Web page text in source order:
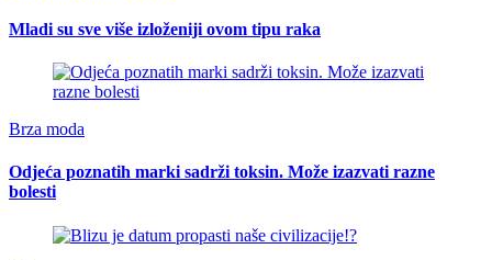
Mladi su sve više izloženiji ovom tipu raka
Brza moda
Odjeća poznatih marki sadrži toksin. Može izazvati razne
bolesti